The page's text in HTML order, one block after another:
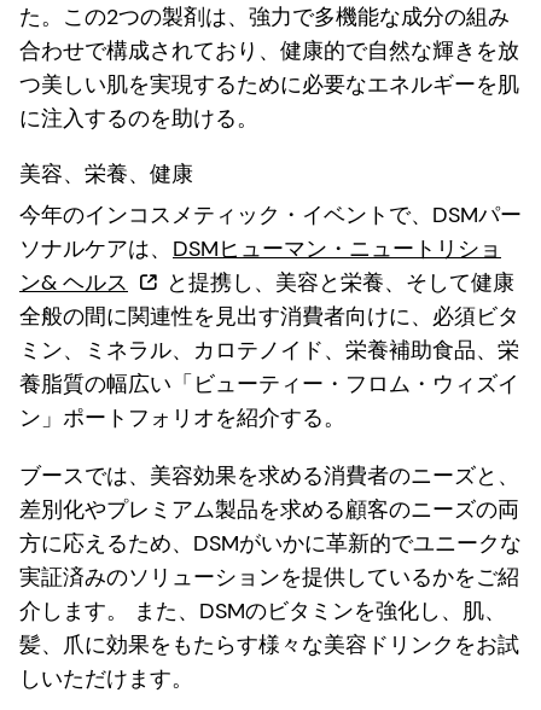
た。この2つの製剤は、強力で多機能な成分の組み
合わせで構成されており、健康的で自然な輝きを放
つ美しい肌を実現するために必要なエネルギーを肌
に注入するのを助ける。
美容、栄養、健康
今年のインコスメティック・イベントで、DSMパー
ソナルケアは、 DSMヒューマン・ニュートリショ
ン& ヘルス
と提携し、美容と栄養、そして健康
全般の間に関連性を見出す消費者向けに、必須ビタ
ミン、ミネラル、カロテノイド、栄養補助食品、栄
養脂質の幅広い「ビューティー・フロム・ウィズイ
ン」ポートフォリオを紹介する。
ブースでは、美容効果を求める消費者のニーズと、
差別化やプレミアム製品を求める顧客のニーズの両
方に応えるため、DSMがいかに革新的でユニークな
実証済みのソリューションを提供しているかをご紹
介します。 また、DSMのビタミンを強化し、肌、
髪、爪に効果をもたらす様々な美容ドリンクをお試
しいただけます。